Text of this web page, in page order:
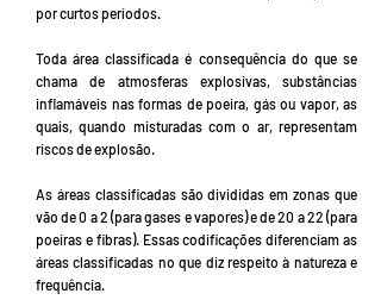
por curtos períodos.
Toda área classificada é consequência do que se
chama de atmosferas explosivas, substâncias
inflamáveis nas formas de poeira, gás ou vapor, as
quais, quando misturadas com o ar, representam
riscos de explosão.
As áreas classificadas são divididas em zonas que
vão de 0 a 2 (para gases e vapores) e de 20 a 22 (para
poeiras e fibras). Essas codificações diferenciam as
áreas classificadas no que diz respeito à natureza e
frequência.